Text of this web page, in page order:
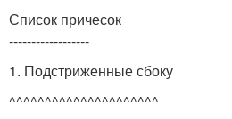
Список причесок
------------------
1. Подстриженные сбоку
^^^^^^^^^^^^^^^^^^^^^